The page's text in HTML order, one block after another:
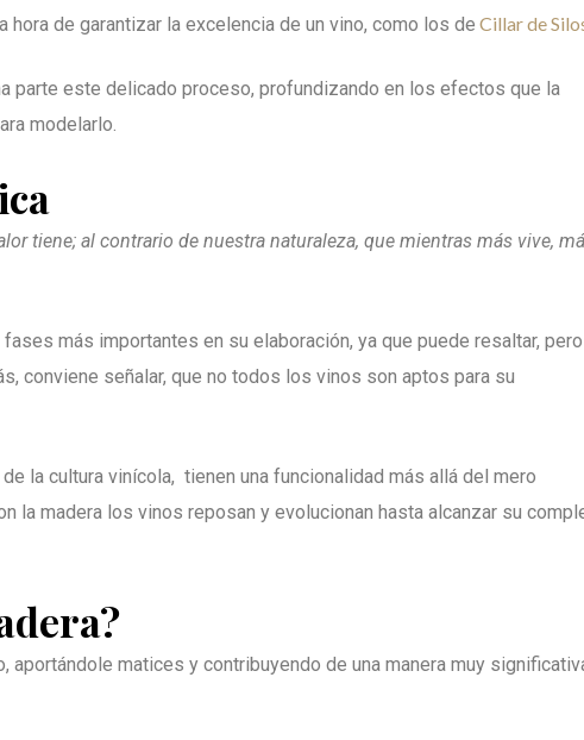
de garantizar la excelencia de un vino, como los de Cillar de
parte este delicado proceso, profundizando en los efectos que la
modelarlo.
tiene; al contrario de nuestra naturaleza, que mientras más vive,
más importantes en su elaboración, ya que puede resaltar, pero
conviene señalar, que no todos los vinos son aptos para su
la cultura vinícola, tienen una funcionalidad más allá del mero
la madera los vinos reposan y evolucionan hasta alcanzar su
aportándole matices y contribuyendo de una manera muy